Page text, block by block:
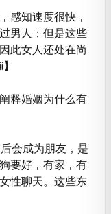
感知速度很快，
男人；但是这些
此女人还处在尚
释婚姻为什么有
会成为朋友，是
要好，有家，有
性聊天。这些东